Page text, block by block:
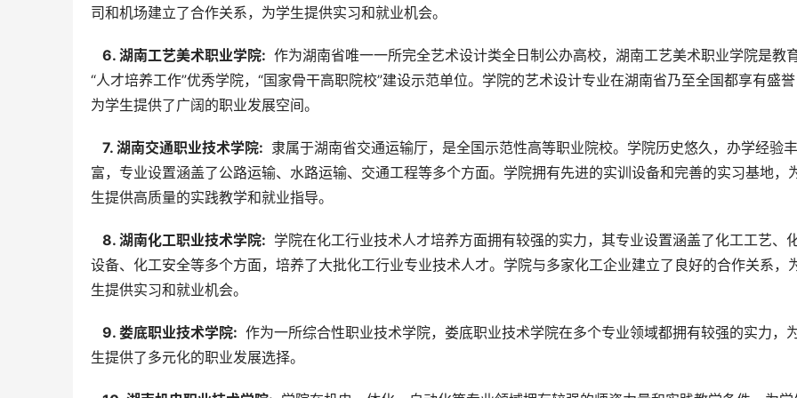
司和机场建立了合作关系，为学生提供实习和就业机会。
  6. 湖南工艺美术职业学院:
作为湖南省唯一一所完全艺术设计类全日制公办高校，湖南工艺美术职业学院是教
“人才培养工作”优秀学院，“国家骨干高职院校”建设示范单位。学院的艺术设计专业在湖南省乃至全国都享有盛誉
为学生提供了广阔的职业发展空间。
  7. 湖南交通职业技术学院:
隶属于湖南省交通运输厅，是全国示范性高等职业院校。学院历史悠久，办学经验丰
富，专业设置涵盖了公路运输、水路运输、交通工程等多个方面。学院拥有先进的实训设备和完善的实习基地，
生提供高质量的实践教学和就业指导。
  8. 湖南化工职业技术学院:
学院在化工行业技术人才培养方面拥有较强的实力，其专业设置涵盖了化工工艺、
设备、化工安全等多个方面，培养了大批化工行业专业技术人才。学院与多家化工企业建立了良好的合作关系，
生提供实习和就业机会。
  9. 娄底职业技术学院:
作为一所综合性职业技术学院，娄底职业技术学院在多个专业领域都拥有较强的实力，
生提供了多元化的职业发展选择。